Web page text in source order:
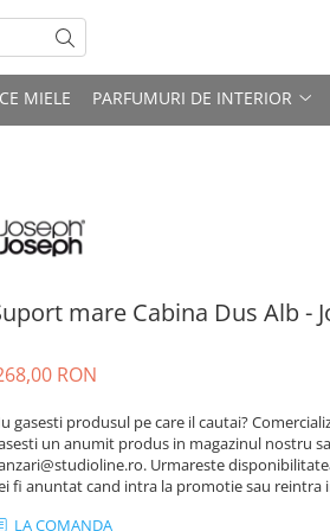
MIELE PARFUMURI DE INTERIOR
mare Cabina Dus Alb -
RON
gasesti produsul pe care il cautai?
un anumit produs in magazinul nostru
Urmareste
fi anuntat cand intra la promotie sau reintra
LA COMANDA